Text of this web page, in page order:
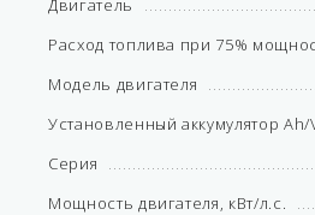
Двигатель
Расход топлива при 75%
Модель двигателя
Установленный аккумулятор Ah/
Серия
Мощность двигателя, кВт/л.с.